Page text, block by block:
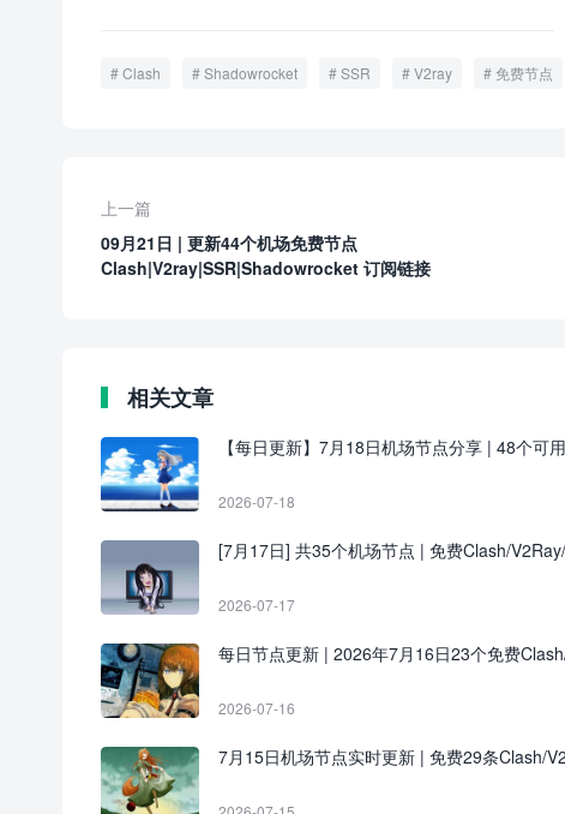
Clash Shadowrocket SSR V2ray 免费节点
上一篇
09月21日 | 更新44个机场免费节点
Clash|V2ray|SSR|Shadowrocket 订阅链接
相关文章
【每日更新】7月18日机场节点分享 | 48个可
2026-07-18
[7月17日] 共35个机场节点 | 免费Clash/
2026-07-17
每日节点更新 | 2026年7月16日23个免费
2026-07-16
7月15日机场节点实时更新 | 免费29条Clash/